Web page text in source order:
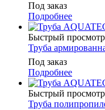
Под заказ
Подробнее
Быстрый просмотр
Труба
Под заказ
Подробнее
Быстрый просмотр
Труба